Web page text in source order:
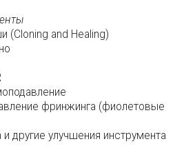
(Cloning and Healing)
фринжинга (фиолетовые
и другие улучшения инструмента